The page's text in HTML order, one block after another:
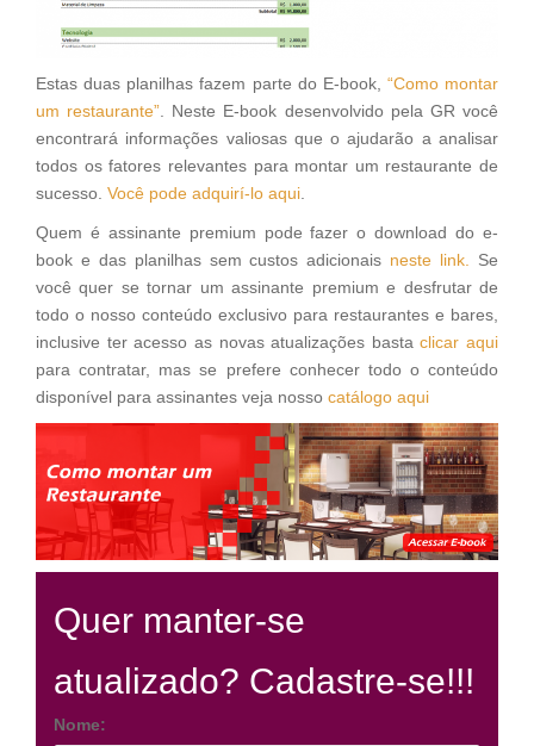
Estas duas planilhas fazem parte do E-book, “Como montar
um restaurante”. Neste E-book desenvolvido pela GR você
encontrará informações valiosas que o ajudarão a analisar
todos os fatores relevantes para montar um restaurante de
sucesso. Você pode adquirí-lo aqui.
Quem é assinante premium pode fazer o download do e-
book e das planilhas sem custos adicionais neste link. Se
você quer se tornar um assinante premium e desfrutar de
todo o nosso conteúdo exclusivo para restaurantes e bares,
inclusive ter acesso as novas atualizações bastaclicar aqui
para contratar, mas se prefere conhecer todo o conteúdo
disponível para assinantes veja nosso catálogo aqui
Quer manter-se
atualizado? Cadastre-se!!!
Nome: